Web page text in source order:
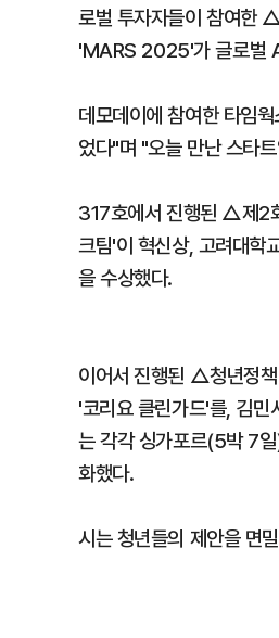
로벌 투자자들이 참여한
'MARS 2025'가 글로벌
데모데이에 참여한 타임
었다"며 "오늘 만난 스타
317호에서 진행된 △제2
크팀'이 혁신상, 고려대
을 수상했다.
이어서 진행된 △청년정
'코리요 클린가드'를, 김
는 각각 싱가포르(5박 7
화했다.
시는 청년들의 제안을 면